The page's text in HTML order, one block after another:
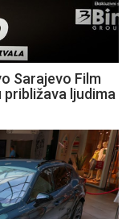
Sarajevo Film
ljudima